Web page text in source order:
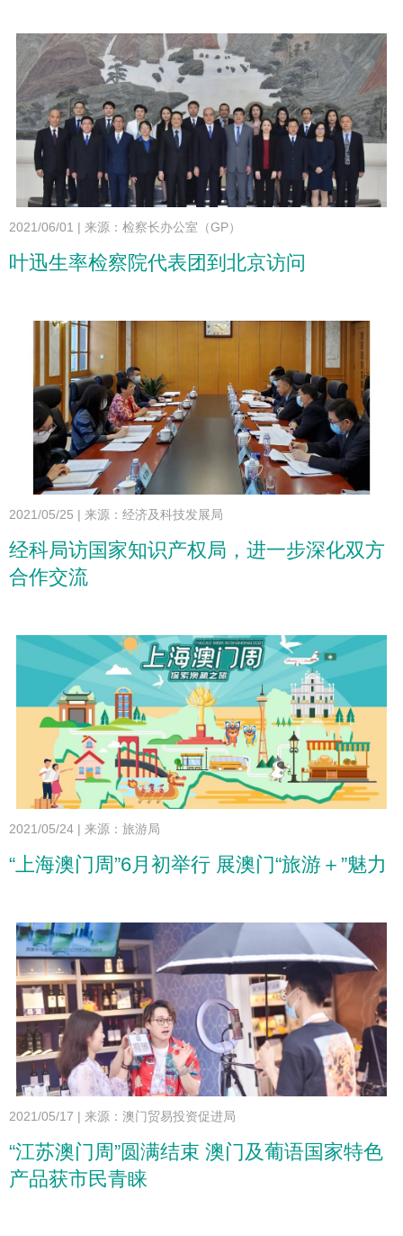
2021/06/01 | 来源：检察长办公室（GP）
叶迅生率检察院代表团到北京访问
2021/05/25 | 来源：经济及科技发展局
经科局访国家知识产权局，进一步深化双方
合作交流
2021/05/24 | 来源：旅游局
“上海澳门周”6月初举行 展澳门“旅游＋”魅力
2021/05/17 | 来源：澳门贸易投资促进局
“江苏澳门周”圆满结束 澳门及葡语国家特色
产品获市民青睐